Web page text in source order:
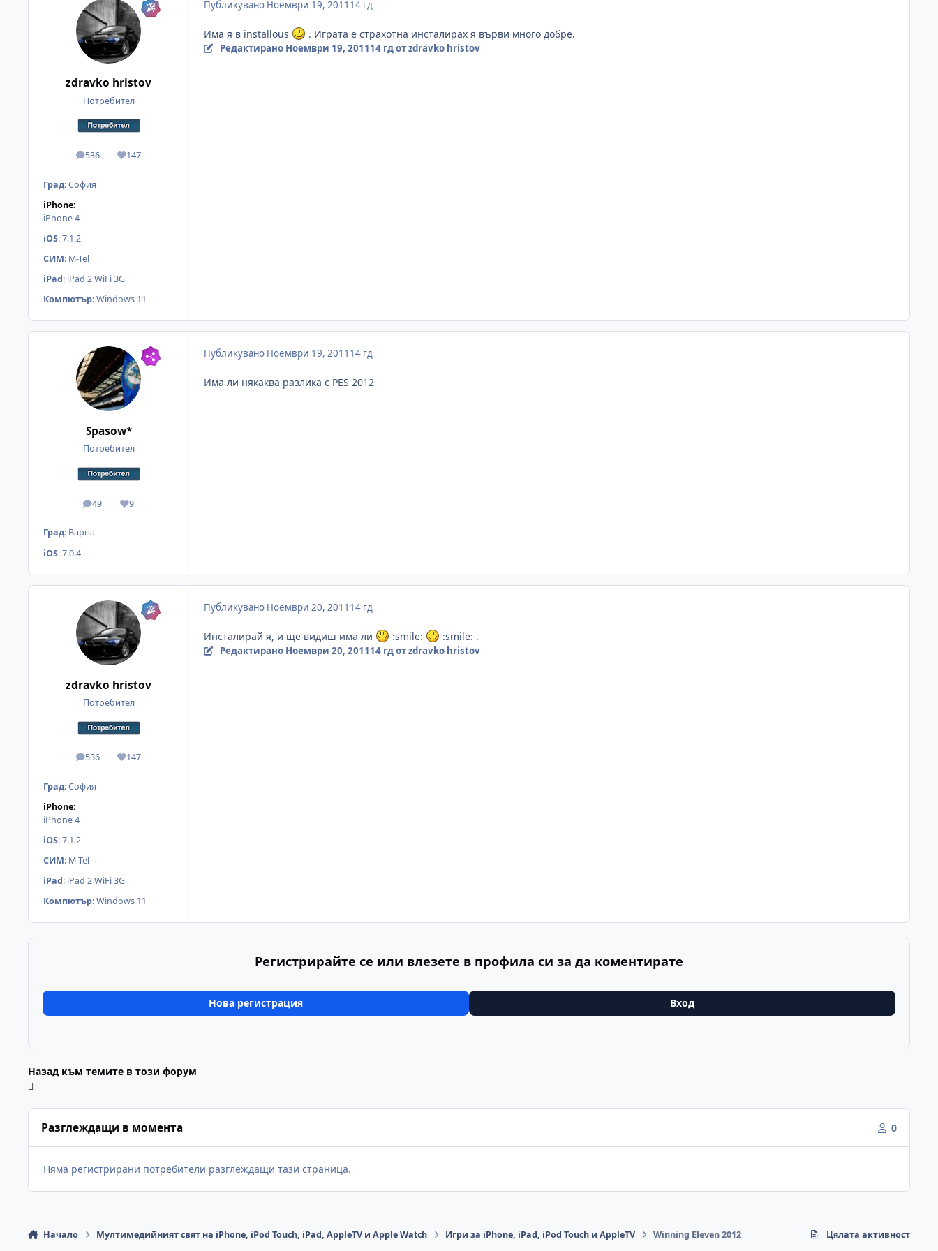
zdravko hristov
Потребител
536
мнения 147
Reputation
Град:София
iPhone:
iPhone 4
iOS:7.1.2
СИМ: M-Tel
iPad: iPad 2 WiFi 3G
Компютър:Windows 11
Публикувано Ноември 19, 2011 14 гд
Има я в installous . Играта е страхотна инсталирах я върви много добре.
Редактирано Ноември 19, 201114 гдот zdravko hristov
Spasow*
Потребител
49
мнения 9
Reputation
Град: Варна
iOS:7.0.4
Публикувано Ноември 19, 2011 14 гд
Има ли някаква разлика с PES 2012
zdravko hristov
Потребител
536
мнения 147
Reputation
Град:София
iPhone:
iPhone 4
iOS:7.1.2
СИМ: M-Tel
iPad: iPad 2 WiFi 3G
Компютър:Windows 11
Публикувано Ноември 20, 2011 14 гд
Инсталирай я, и ще видиш има ли :smile: :smile: .
Редактирано Ноември 20, 201114 гдот zdravko hristov
Регистрирайте се или влезете в профила си за да коментирате
Нова регистрация Вход
Назад към темите в този форум
Разглеждащи в момента 0
Няма регистрирани потребители разглеждащи тази страница.
Начало Мултимедийният свят на iPhone, iPod Touch, iPad, AppleTV и Apple Watch Игри за iPhone, iPad, iPod Touch и AppleTV Winning Eleven 2012 Цялата активност